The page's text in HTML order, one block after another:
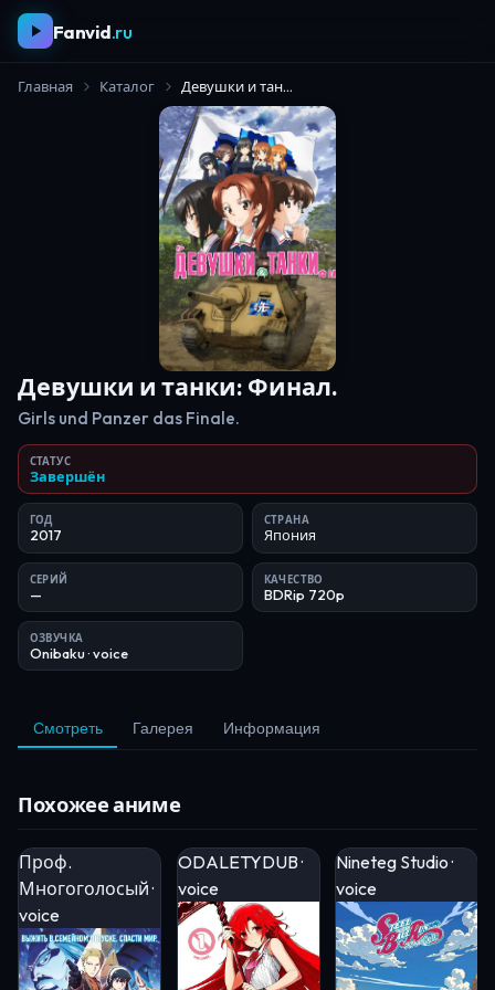
Fanvid.ru
Главная Каталог Девушки и танки: Финал.
Девушки и танки: Финал.
Girls und Panzer das Finale.
СТАТУС
Завершён
ГОД
2017
СТРАНА
Япония
СЕРИЙ
—
КАЧЕСТВО
BDRip 720p
ОЗВУЧКА
Onibaku· voice
Смотреть Галерея Информация
Похожее аниме
Проф.
Многоголосый ·
voice
ODALETYDUB ·
voice
Nineteg Studio ·
voice